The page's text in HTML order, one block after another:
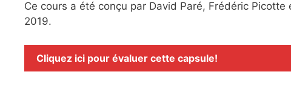
Ce cours a été conçu par David Paré, Frédéric
2019.
Cliquez ici pour évaluer cette capsule!